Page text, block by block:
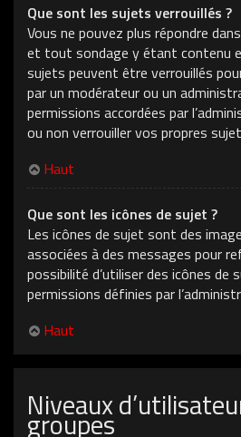
Que sont les sujets verrouillés ?
Vous ne pouvez plus répondre
et tout sondage y étant contenu
sujets peuvent être verrouillés
par un modérateur ou un
permissions accordées par
ou non verrouiller vos propres
Haut
Que sont les icônes de sujet ?
Les icônes de sujet sont des
associées à des messages pour
possibilité d’utiliser des icônes de
permissions définies par
Haut
Niveaux
groupes